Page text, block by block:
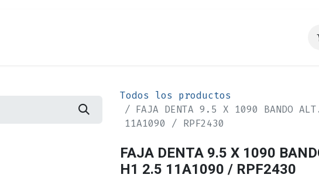
Todos los productos
FAJA DENTA 9.5 X 1090 BANDO
11A1090 / RPF2430
FAJA DENTA 9.5 X 1090
H1 2.5 11A1090 / RPF2430